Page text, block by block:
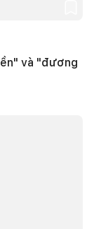
và "đương